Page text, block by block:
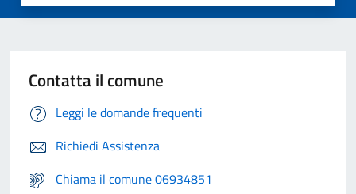
Contatta il comune
Leggi le domande frequenti
Richiedi Assistenza
Chiama il comune 06934851